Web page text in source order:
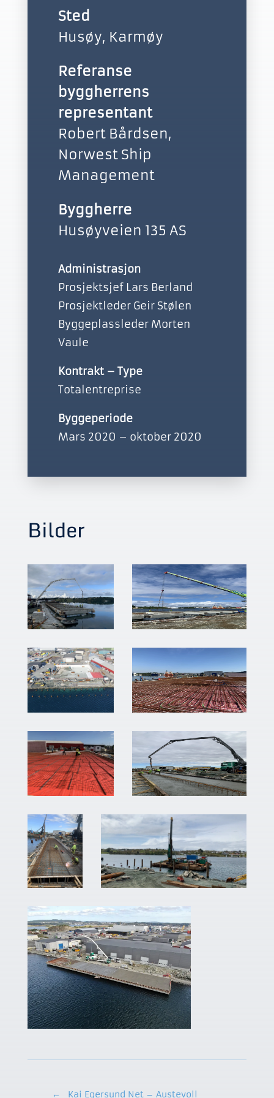
Sted
Husøy, Karmøy
Referanse
byggherrens
representant
Robert Bårdsen,
Norwest Ship
Management
Byggherre
Husøyveien 135 AS
Administrasjon
Prosjektsjef Lars Berland
Prosjektleder Geir Stølen
Byggeplassleder Morten
Vaule
Kontrakt – Type
Totalentreprise
Byggeperiode
Mars 2020 – oktober 2020
Bilder
←
Kai Egersund Net – Austevoll